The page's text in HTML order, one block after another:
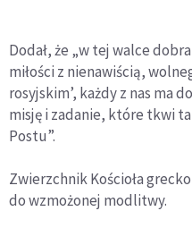
Dodał, że „w tej walce
miłości z nienawiścią,
rosyjskim’, każdy z nas ma
misję i zadanie, które tkwi
Postu”.
Zwierzchnik Kościoła
do wzmożonej modlitwy.